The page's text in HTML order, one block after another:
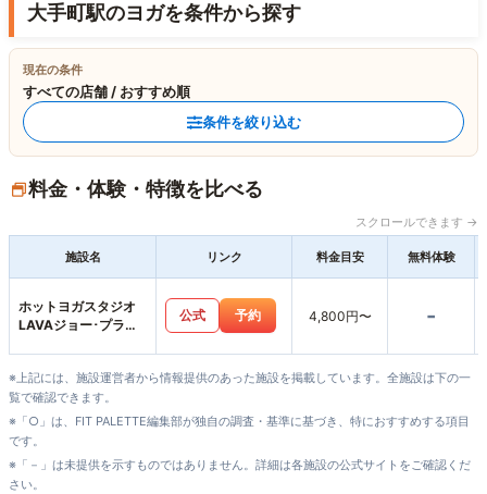
大手町駅のヨガを条件から探す
現在の条件
すべての店舗 / おすすめ順
条件を絞り込む
料金・体験・特徴を比べる
スクロールできます →
施設名 リンク 料金目安 無料体験
ホットヨガスタジオ
LAVAジョー･プラ松
公式 予約 4,800円〜 -
※上記には、施設運営者から情報提供のあった施設を掲載しています。全施設は下の一
覧で確認できます。
※「○」は、FIT PALETTE編集部が独自の調査・基準に基づき、特におすすめする項目
です。
※「－」は未提供を示すものではありません。詳細は各施設の公式サイトをご確認くだ
さい。